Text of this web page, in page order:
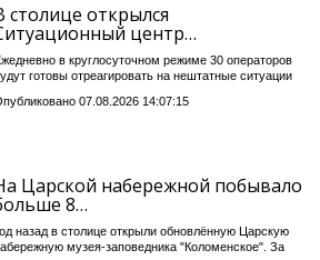
столице открылся
центр…
в круглосуточном режиме 30 операторов
готовы отреагировать на нештатные ситуации
07.08.2026 14:07:15
Царской набережной побывало
8…
назад в столице открыли обновлённую Царскую
музея-заповедника "Коломенское". За